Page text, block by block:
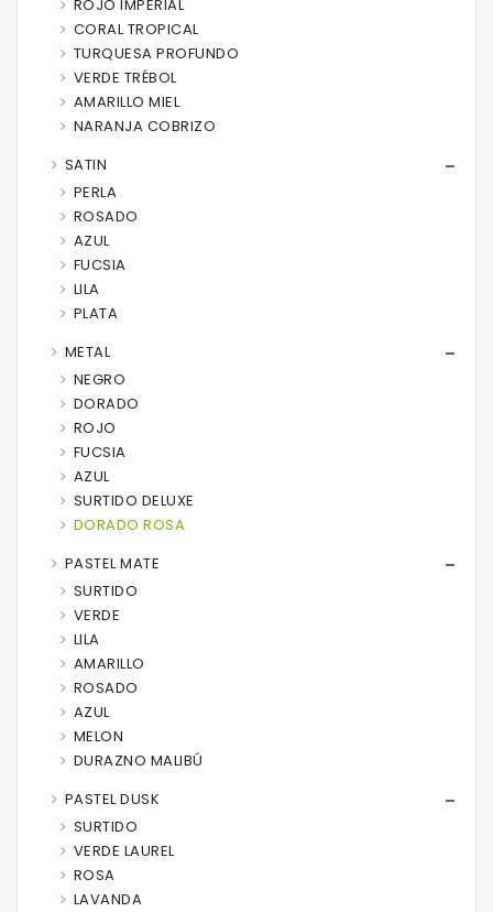
ROJO IMPERIAL
CORAL TROPICAL
TURQUESA PROFUNDO
VERDE TRÉBOL
AMARILLO MIEL
NARANJA COBRIZO
SATIN
PERLA
ROSADO
AZUL
FUCSIA
LILA
PLATA
METAL
NEGRO
DORADO
ROJO
FUCSIA
AZUL
SURTIDO DELUXE
DORADO ROSA
PASTEL MATE
SURTIDO
VERDE
LILA
AMARILLO
ROSADO
AZUL
MELON
DURAZNO MALIBÚ
PASTEL DUSK
SURTIDO
VERDE LAUREL
ROSA
LAVANDA